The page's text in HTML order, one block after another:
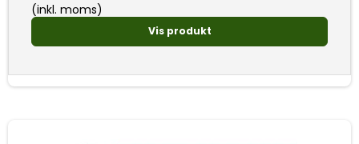
(inkl. moms)
Vis produkt